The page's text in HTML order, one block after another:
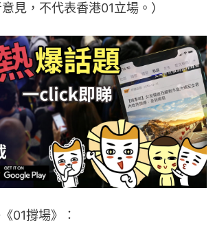
見，不代表香港01立場。）
01撐場》：